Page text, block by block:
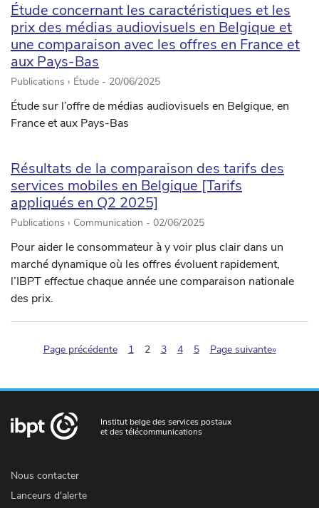
Étude concernant les caractéristiques et les
prix des médias audiovisuels en Belgique et
une comparaison avec les offres en France et
aux Pays-Bas
Publications › Étude - 20/06/2025
Étude sur l’offre de médias audiovisuels en Belgique, en
France et aux Pays-Bas
Résultats de la comparaison des tarifs des
services mobiles en Belgique [Tarifs
appliqués en Q2 2025]
Publications › Communication - 02/06/2025
Pour aider le consommateur à y voir plus clair dans un
marché dynamique où les offres évoluent rapidement,
l’IBPT effectue chaque année une comparaison nationale
des prix.
Page précédente 1 2(pagination.current)
3 4 5 Page suivante»
Institut belge des services postaux
et des télécommunications
Nous contacter
Lanceurs d'alerte